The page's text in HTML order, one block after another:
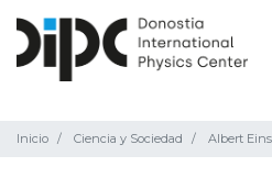
Inicio Ciencia y Sociedad Albert